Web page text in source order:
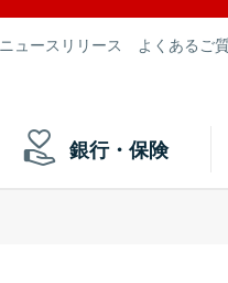
ニュースリリース よくあるご
銀行・保険